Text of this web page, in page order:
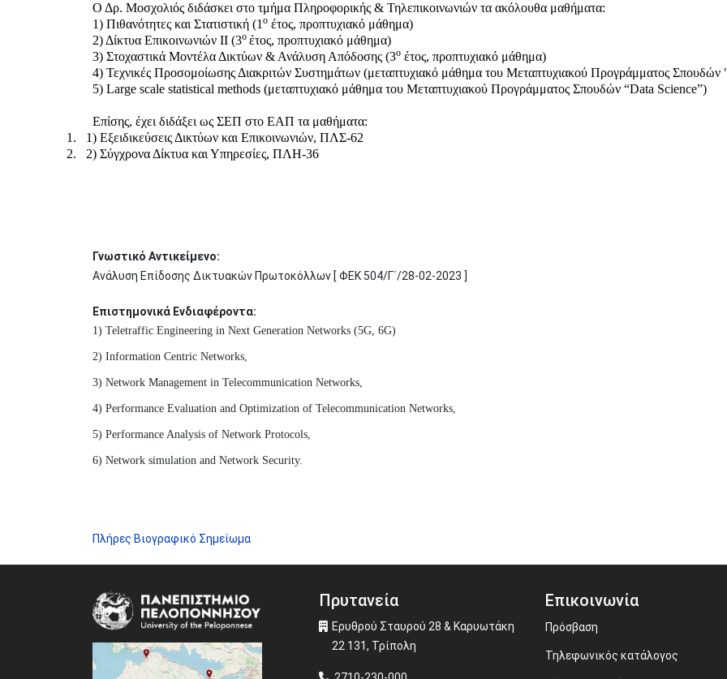
Ο Δρ. Μοσχολιός διδάσκει στο τμήμα Πληροφορικής & Τηλεπικοινωνιών τα ακόλουθα μαθήματα:
1) Πιθανότητες και Στατιστική (1 ο έτος, προπτυχιακό μάθημα)
2) Δίκτυα Επικοινωνιών ΙΙ (3ο έτος, προπτυχιακό μάθημα)
3) Στοχαστικά Μοντέλα Δικτύων & Ανάλυση Απόδοσης (3ο έτος, προπτυχιακό μάθημα)
4) Τεχνικές Προσομοίωσης Διακριτών Συστημάτων (μεταπτυχιακό μάθημα του Μεταπτυχιακού Προγράμματος
5) Large scale statistical methods (μεταπτυχιακό μάθημα του Μεταπτυχιακού Προγράμματος Σπουδών “Data Science”)
Επίσης, έχει διδάξει ως ΣΕΠ στο ΕΑΠ τα μαθήματα:
1) Εξειδικεύσεις Δικτύων και Επικοινωνιών, ΠΛΣ-62
2) Σύγχρονα Δίκτυα και Υπηρεσίες, ΠΛΗ-36
Γνωστικό Αντικείμενο:
Ανάλυση Επίδοσης Δικτυακών Πρωτοκόλλων [ ΦΕΚ 504/Γ΄/28-02-2023 ]
Επιστημονικά Ενδιαφέροντα:
1) Teletraffic Engineering in Next Generation Networks (5G, 6G)
2) Information Centric Networks,
3) Network Management in Telecommunication Networks,
4) Performance Evaluation and Optimization of Telecommunication Networks,
5) Performance Analysis of Network Protocols,
6) Network simulation and Network Security.
Πλήρες Βιογραφικό Σημείωμα
Image Πρυτανεία
Ερυθρού Σταυρού 28 & Καρυωτάκη
22 131, Τρίπολη
Επικοινωνία
Πρόσβαση
Τηλεφωνικός κατάλογος